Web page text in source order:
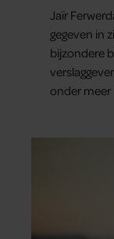
Jaïr
gegeven in
bijzondere
onder meer